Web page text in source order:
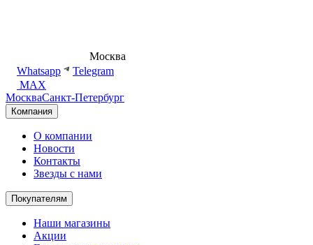
Москва
Whatsapp
Telegram
MAX
МоскваСанкт-Петербург
Компания
О компании
Новости
Контакты
Звезды с нами
Покупателям
Наши магазины
Акции